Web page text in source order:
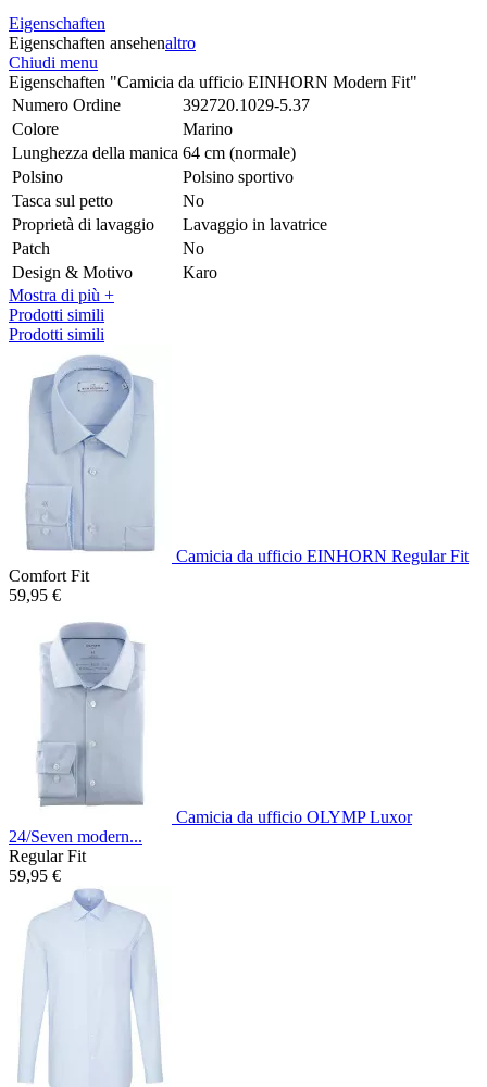
Eigenschaften
Eigenschaften ansehenaltro
Chiudi menu
Eigenschaften "Camicia da ufficio EINHORN Modern Fit"
Numero Ordine
392720.1029-5.37
Colore
Marino
Lunghezza della manica 64 cm (normale)
Polsino
Polsino sportivo
Tasca sul petto
No
Proprietà di lavaggio
Lavaggio in lavatrice
Patch
No
Design & Motivo
Karo
Mostra di più +
Prodotti simili
Prodotti simili
Camicia da ufficio EINHORN Regular Fit
Comfort Fit
59,95 €
Camicia da ufficio OLYMP Luxor
24/Seven modern...
Regular Fit
59,95 €